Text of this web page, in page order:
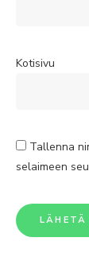
Kotisivu
Tallenna
selaimeen